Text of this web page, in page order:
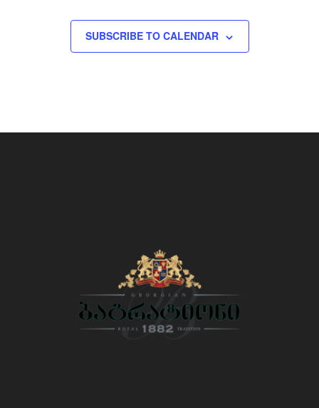
SUBSCRIBE TO CALENDAR